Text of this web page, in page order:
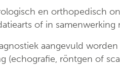
Behandelingen
en orthopedisch
of in
aangevuld
(echografie, röntgen of